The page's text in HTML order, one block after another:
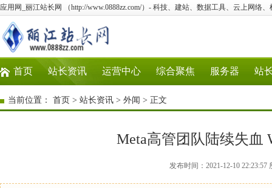
应用网_丽江站长网 （http://www.0888zz.com/）- 科技、建站、数据工具、云上网络
首页 站长资讯 运营中心 综合聚焦 服务器 站
当前位置： 首页 > 站长资讯 > 外闻 > 正文
Meta高管团队陆续失血
发布时间：2021-12-10